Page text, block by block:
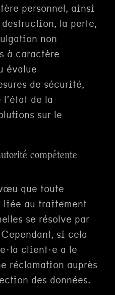
personnel, ainsi
la perte,
non
à caractère
évalue
de sécurité,
de la
sur le
compétente
que toute
au traitement
se résolve par
si cela
client·e a le
réclamation auprès
des données.